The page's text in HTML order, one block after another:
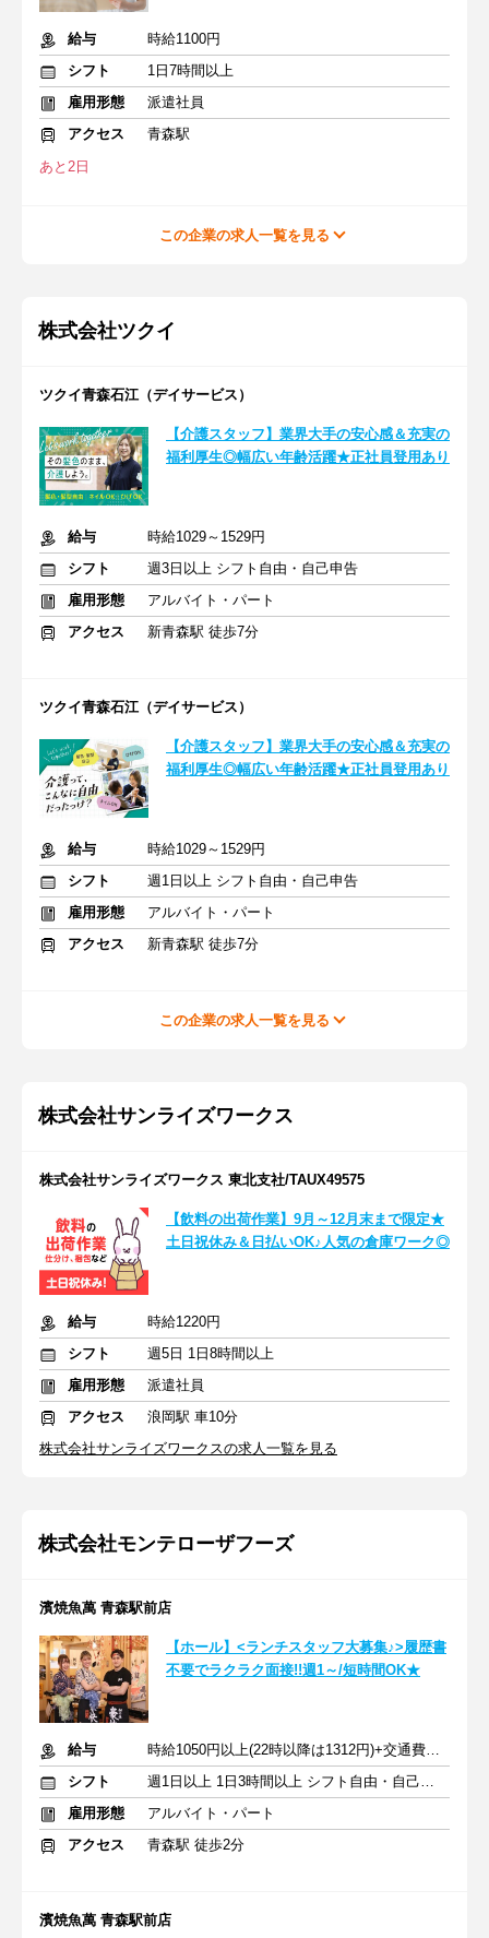
給与
時給1100円
シフト
1日7時間以上
雇用形態
派遣社員
アクセス
青森駅
あと2日
この企業の求人一覧を見る
株式会社ツクイ
ツクイ青森石江（デイサービス）
【介護スタッフ】業界大手の安心感＆充実の
福利厚生◎幅広い年齢活躍★正社員登用あり
給与
時給1029～1529円
シフト
週3日以上 シフト自由・自己申告
雇用形態
アルバイト・パート
アクセス
新青森駅 徒歩7分
ツクイ青森石江（デイサービス）
【介護スタッフ】業界大手の安心感＆充実の
福利厚生◎幅広い年齢活躍★正社員登用あり
給与
時給1029～1529円
シフト
週1日以上 シフト自由・自己申告
雇用形態
アルバイト・パート
アクセス
新青森駅 徒歩7分
この企業の求人一覧を見る
株式会社サンライズワークス
株式会社サンライズワークス 東北支社/TAUX49575
【飲料の出荷作業】9月～12月末まで限定★
土日祝休み＆日払いOK♪人気の倉庫ワーク◎
給与
時給1220円
シフト
週5日 1日8時間以上
雇用形態
派遣社員
アクセス
浪岡駅 車10分
株式会社サンライズワークスの求人一覧を見る
株式会社モンテローザフーズ
濱焼魚萬 青森駅前店
【ホール】<ランチスタッフ大募集♪>履歴書
不要でラクラク面接!!週1～/短時間OK★
給与
時給1050円以上(22時以降は1312円)+交通費規定内支給
シフト
週1日以上 1日3時間以上 シフト自由・自己申告
雇用形態
アルバイト・パート
アクセス
青森駅 徒歩2分
濱焼魚萬 青森駅前店